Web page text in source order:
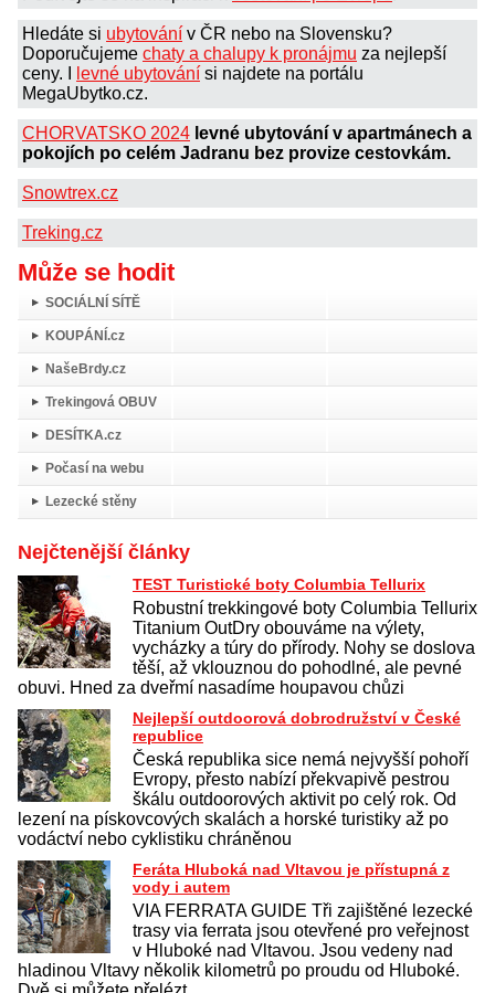
Hledáte si ubytování v ČR nebo na Slovensku?
Doporučujeme chaty a chalupy k pronájmu za nejlepší
ceny. I
levné ubytování si najdete na portálu
MegaUbytko.cz.
CHORVATSKO 2024 levné ubytování v apartmánech a
pokojích po celém Jadranu bez provize cestovkám.
Snowtrex.cz
Treking.cz
Může se hodit
SOCIÁLNÍ SÍTĚ
KOUPÁNÍ.cz
NašeBrdy.cz
Trekingová OBUV
DESÍTKA.cz
Počasí na webu
Lezecké stěny
Nejčtenější články
TEST Turistické boty Columbia Tellurix
Robustní trekkingové boty Columbia Tellurix
Titanium OutDry obouváme na výlety,
vycházky a túry do přírody. Nohy se doslova
těší, až vklouznou do pohodlné, ale pevné
obuvi. Hned za dveřmí nasadíme houpavou chůzi
Nejlepší outdoorová dobrodružství v České
republice
Česká republika sice nemá nejvyšší pohoří
Evropy, přesto nabízí překvapivě pestrou
škálu outdoorových aktivit po celý rok. Od
lezení na pískovcových skalách a horské turistiky až po
vodáctví nebo cyklistiku chráněnou
Feráta Hluboká nad Vltavou je přístupná z
vody i autem
VIA FERRATA GUIDE Tři zajištěné lezecké
trasy via ferrata jsou otevřené pro veřejnost
v Hluboké nad Vltavou. Jsou vedeny nad
hladinou Vltavy několik kilometrů po proudu od Hluboké.